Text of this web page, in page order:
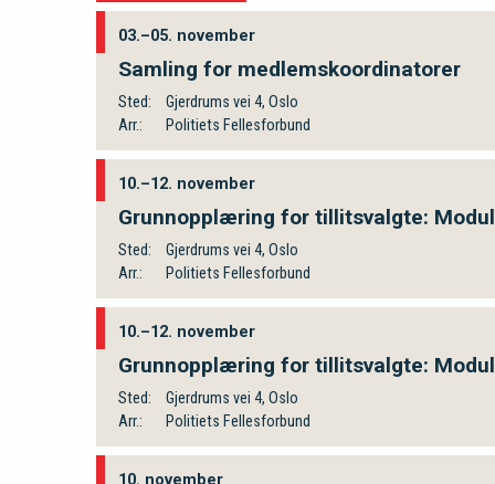
03.–05. november
Samling for medlemskoordinatorer
Sted:
Gjerdrums vei 4, Oslo
Arr.:
Politiets Fellesforbund
10.–12. november
Grunnopplæring for tillitsvalgte:
Sted:
Gjerdrums vei 4, Oslo
Arr.:
Politiets Fellesforbund
10.–12. november
Grunnopplæring for tillitsvalgte:
Sted:
Gjerdrums vei 4, Oslo
Arr.:
Politiets Fellesforbund